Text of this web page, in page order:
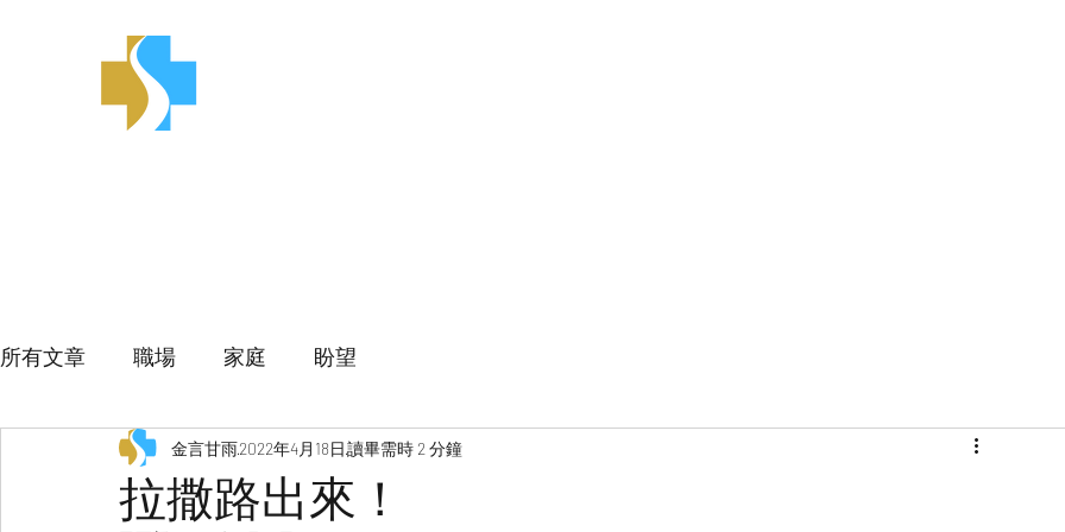
所有文章 職場 家庭 盼望
拉撒路出來！
金言甘雨2022年4月18日讀畢需時 2 分鐘